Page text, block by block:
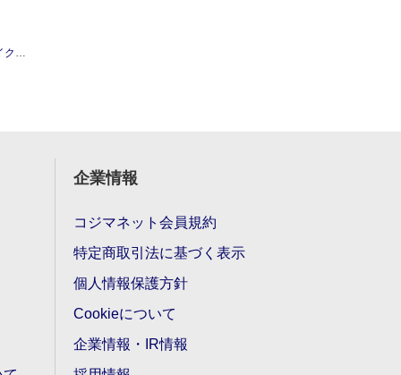
入)
企業情報
コジマネット会員規約
特定商取引法に基づく表示
個人情報保護方針
Cookieについて
企業情報・IR情報